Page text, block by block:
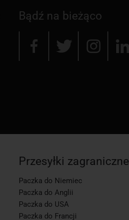
Bądź na bieżąco
Przesyłki zagraniczne
Paczka do Niemiec
Paczka do Anglii
Paczka do USA
Paczka do Francji